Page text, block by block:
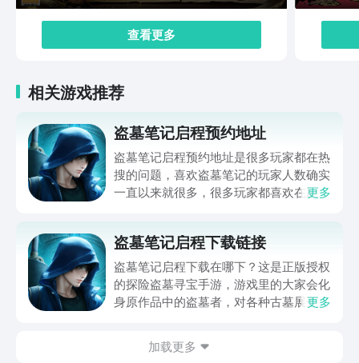
查看更多
相关游戏推荐
盗墓笔记启程预约地址
盗墓笔记启程预约地址是很多玩家都在热
搜的问题，喜欢盗墓笔记的玩家人数确实
一直以来就很多，很多玩家都喜欢在剧情
心动魄，以下大家就可以知道游戏到底该
如何预约啦。
更多
盗墓笔记启程下载链接
盗墓笔记启程下载在哪下？这是正版授权
的探险盗墓寻宝手游，游戏里的大家会化
身原作品中的盗墓者，对各种古墓展开探
具有探索性和趣味性的，感兴趣的朋友，
更多
加载更多